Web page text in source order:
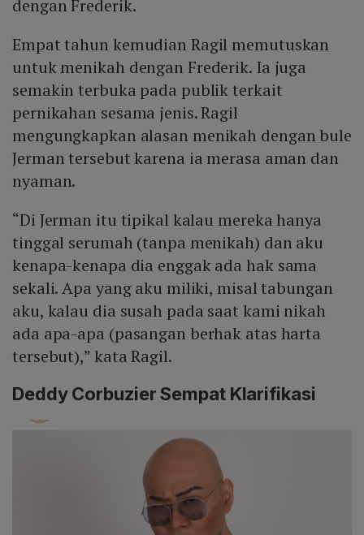
dengan Frederik.
Empat tahun kemudian Ragil memutuskan
untuk menikah dengan Frederik. Ia juga
semakin terbuka pada publik terkait
pernikahan sesama jenis. Ragil
mengungkapkan alasan menikah dengan bule
Jerman tersebut karena ia merasa aman dan
nyaman.
“Di Jerman itu tipikal kalau mereka hanya
tinggal serumah (tanpa menikah) dan aku
kenapa-kenapa dia enggak ada hak sama
sekali. Apa yang aku miliki, misal tabungan
aku, kalau dia susah pada saat kami nikah
ada apa-apa (pasangan berhak atas harta
tersebut),” kata Ragil.
Deddy Corbuzier Sempat Klarifikasi